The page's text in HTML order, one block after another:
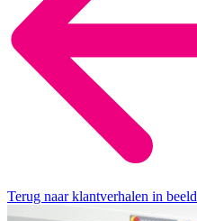
Terug naar klantverhalen in beeld